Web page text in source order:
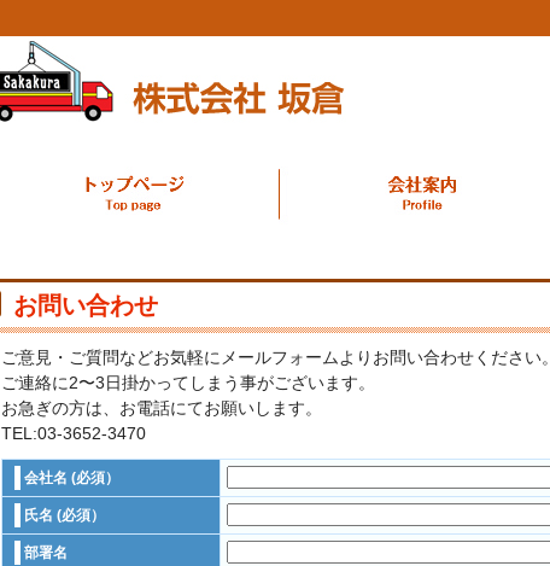
お問い合わせ
ご意見・ご質問などお気軽にメールフォームよりお問い合わせください。
ご連絡に2〜3日掛かってしまう事がございます。
お急ぎの方は、お電話にてお願いします。
TEL:03-3652-3470
会社名 (必須）
氏名 (必須）
部署名